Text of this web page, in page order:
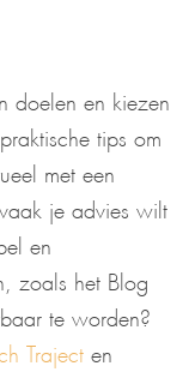
doelen en kiezen
tips om
met een
je advies wilt
en
zoals het Blog
te worden?
Traject